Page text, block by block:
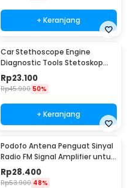
+ Keranjang
Car Stethoscope Engine
Diagnostic Tools Stetoskop
Mesin Mobil - W80582
Rp23.100
Rp45.900 50%
+ Keranjang
Podofo Antena Penguat Sinyal
Radio FM Signal Amplifier untuk
Mobil - ANT-208
Rp28.400
Rp53.900 48%